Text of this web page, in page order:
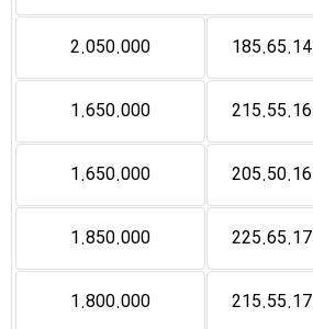
185.65.14
2.050.000
215.55.16
1.650.000
205.50.16
1.650.000
225.65.17
1.850.000
215.55.17
1.800.000